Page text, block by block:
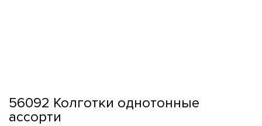
56092 Колготки однотонные
ассорти